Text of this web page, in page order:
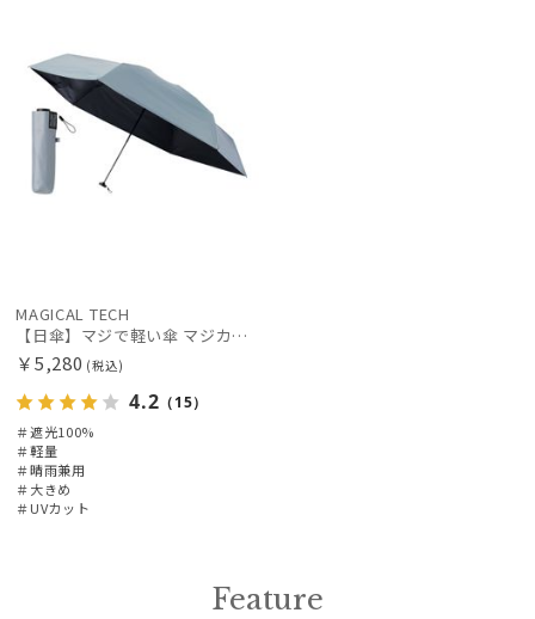
ブランド
カラー
在庫表示
販売状況
入荷状況
価格の低い
順
人気順
MAGICAL TECH
【日傘】マジで軽い傘 マジカルテックプロテクション(MAGICAL TECH PROTECTION)61cm 晴雨兼用傘折りたたみ日傘 一級遮光100% UV 軽量 人気 大きめ
￥5,280 (税込)
4.2 （15）
＃遮光100%
＃軽量
＃晴雨兼用
＃大きめ
＃UVカット
Feature